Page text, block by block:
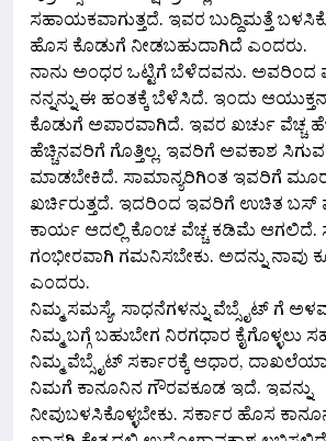
ಸಹಾಯಕವಾಗುತ್ತದೆ. ಇವರ ಬುದ್ದಿಮತ್ತೆ
ಹೊಸ ಕೊಡುಗೆ ನೀಡಬಹುದಾಗಿದೆ ಎಂದರು.
ನಾನು ಅಂಧರ ಒಟ್ಟಿಗೆ ಬೆಳೆದವನು. ಅವರಿಂದ
ನನ್ನನ್ನು ಈ ಹಂತಕ್ಕೆ ಬೆಳೆಸಿದೆ. ಇಂದು
ಕೊಡುಗೆ ಅಪಾರವಾಗಿದೆ. ಇವರ ಖರ್ಚು ವೆಚ್ಚ
ಹೆಚ್ಚಿನವರಿಗೆ ಗೊತ್ತಿಲ್ಲ. ಇವರಿಗೆ ಅವಕಾಶ
ಮಾಡಬೇಕಿದೆ. ಸಾಮಾನ್ಯರಿಗಿಂತ ಇವರಿಗೆ
ಖರ್ಚಿರುತ್ತದೆ. ಇದರಿಂದ ಇವರಿಗೆ ಉಚಿತ ಬಸ್
ಕಾರ್ಯ ಆದಲ್ಲಿ ಕೊಂಚ ವೆಚ್ಚ ಕಡಿಮೆ ಆಗಲಿದೆ.
ಗಂಭೀರವಾಗಿ ಗಮನಿಸಬೇಕು. ಅದನ್ನು ನಾವು
ಎಂದರು.
ನಿಮ್ಮ ಸಮಸ್ಯೆ, ಸಾಧನೆಗಳನ್ನು ವೆಬ್ಸೈಟ್ ಗೆ
ನಿಮ್ಮ ಬಗ್ಗೆ ಬಹುಬೇಗ ನಿರಗಧಾರ
ನಿಮ್ಮ ವೆಬ್ಸೈಟ್ ಸರ್ಕಾರಕ್ಕೆ ಆಧಾರ,
ನಿಮಗೆ ಕಾನೂನಿನ ಗೌರವಕೂಡ ಇದೆ. ಇವನ್ನು
ನೀವುಬಳಸಿಕೊಳ್ಳಬೇಕು. ಸರ್ಕಾರ ಹೊಸ